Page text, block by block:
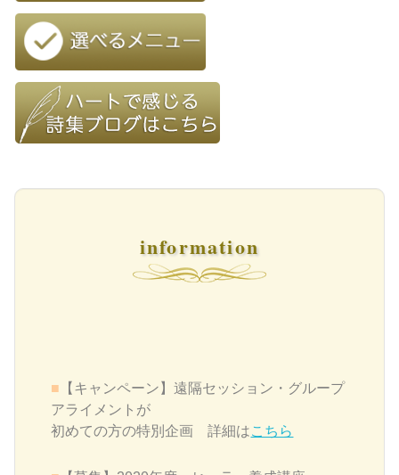
information
■ 【キャンペーン】遠隔セッション・グループ
アライメントが
初めての方の特別企画 詳細はこちら